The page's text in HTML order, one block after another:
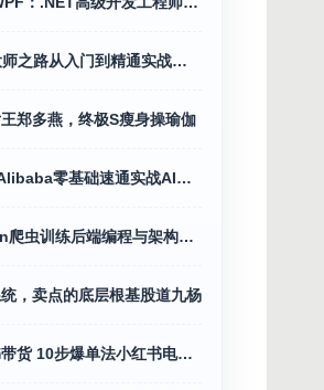
AI agent大师之路从入门到精通实战指南
郑多燕，终极S瘦身操瑜伽
Spring Al Alibaba零基础速通实战AI应用+Java全端
彭涛Python爬虫训练后端编程与架构营价值4699
，卖点的底层根基股道九杨
小红书图书带货 10步爆单法小红书电商教程